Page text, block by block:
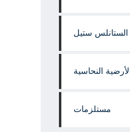
ستيل
النحاسية
مستلزمات